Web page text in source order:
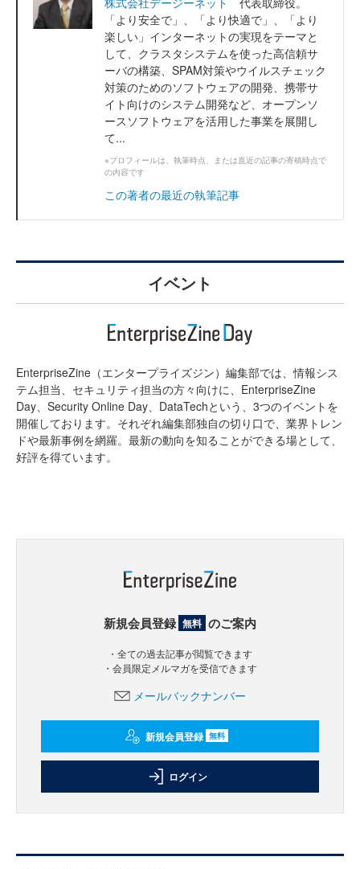
「より安全で」、「より快適で」、「より
楽しい」インターネットの実現をテーマと
して、クラスタシステムを使った高信頼サ
ーバの構築、SPAM対策やウイルスチェック
対策のためのソフトウェアの開発、携帯サ
イト向けのシステム開発など、オープンソ
ースソフトウェアを活用した事業を展開し
て...
※プロフィールは、執筆時点、または直近の記事の寄稿時点で
の内容です
この著者の最近の執筆記事
イベント
EnterpriseZine（エンタープライズジン）編集部では、情報シス
テム担当、セキュリティ担当の方々向けに、EnterpriseZine
Day、Security Online Day、DataTechという、3つのイベントを
開催しております。それぞれ編集部独自の切り口で、業界トレン
ドや最新事例を網羅。最新の動向を知ることができる場として、
好評を得ています。
新規会員登録 無料 のご案内
・全ての過去記事が閲覧できます
・会員限定メルマガを受信できます
メールバックナンバー
新規会員登録 無料
ログイン